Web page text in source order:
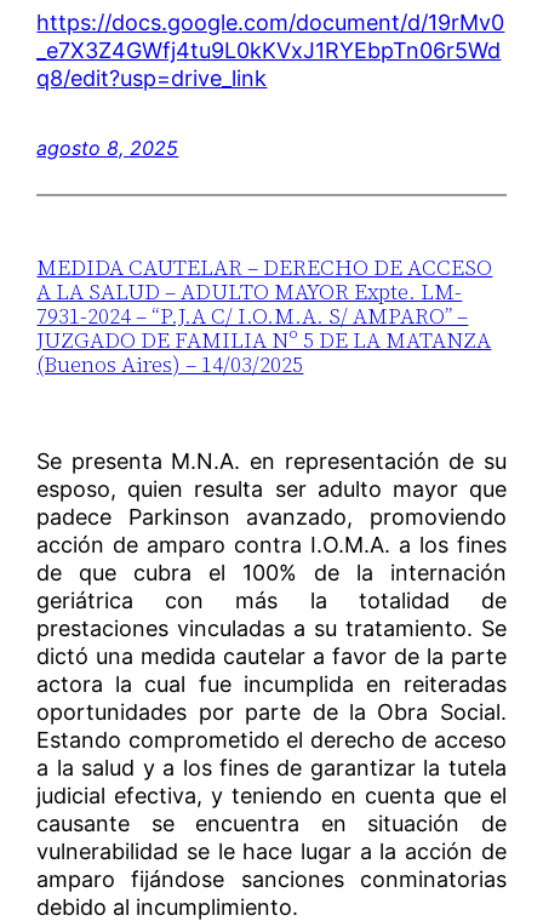
https://docs.google.com/document/d/19rMv0
_e7X3Z4GWfj4tu9L0kKVxJ1RYEbpTn06r5Wd
q8/edit?usp=drive_link
agosto 8, 2025
MEDIDA CAUTELAR – DERECHO DE ACCESO
A LA SALUD – ADULTO MAYOR Expte. LM-
7931-2024 – “P.J.A C/ I.O.M.A. S/ AMPARO” –
JUZGADO DE FAMILIA Nº 5 DE LA MATANZA
(Buenos Aires) – 14/03/2025
Se presenta M.N.A. en representación de su
esposo, quien resulta ser adulto mayor que
padece Parkinson avanzado, promoviendo
acción de amparo contra I.O.M.A. a los fines
de que cubra el 100% de la internación
geriátrica con más la totalidad de
prestaciones vinculadas a su tratamiento. Se
dictó una medida cautelar a favor de la parte
actora la cual fue incumplida en reiteradas
oportunidades por parte de la Obra Social.
Estando comprometido el derecho de acceso
a la salud y a los fines de garantizar la tutela
judicial efectiva, y teniendo en cuenta que el
causante se encuentra en situación de
vulnerabilidad se le hace lugar a la acción de
amparo fijándose sanciones conminatorias
debido al incumplimiento.